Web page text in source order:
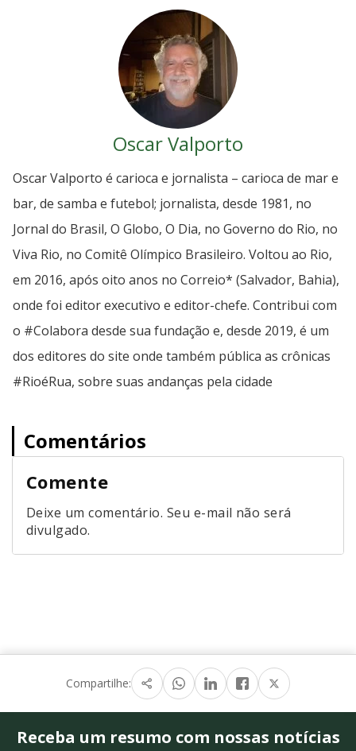
Oscar Valporto
Oscar Valporto é carioca e jornalista – carioca de mar e
bar, de samba e futebol; jornalista, desde 1981, no
Jornal do Brasil, O Globo, O Dia, no Governo do Rio, no
Viva Rio, no Comitê Olímpico Brasileiro. Voltou ao Rio,
em 2016, após oito anos no Correio* (Salvador, Bahia),
onde foi editor executivo e editor-chefe. Contribui com
o #Colabora desde sua fundação e, desde 2019, é um
dos editores do site onde também pública as crônicas
#RioéRua, sobre suas andanças pela cidade
Comentários
Comente
Deixe um comentário. Seu e-mail não será
divulgado.
Compartilhe:
Receba um resumo com nossas notícias